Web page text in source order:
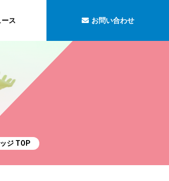
ース お問い合わせ
ジ TOP